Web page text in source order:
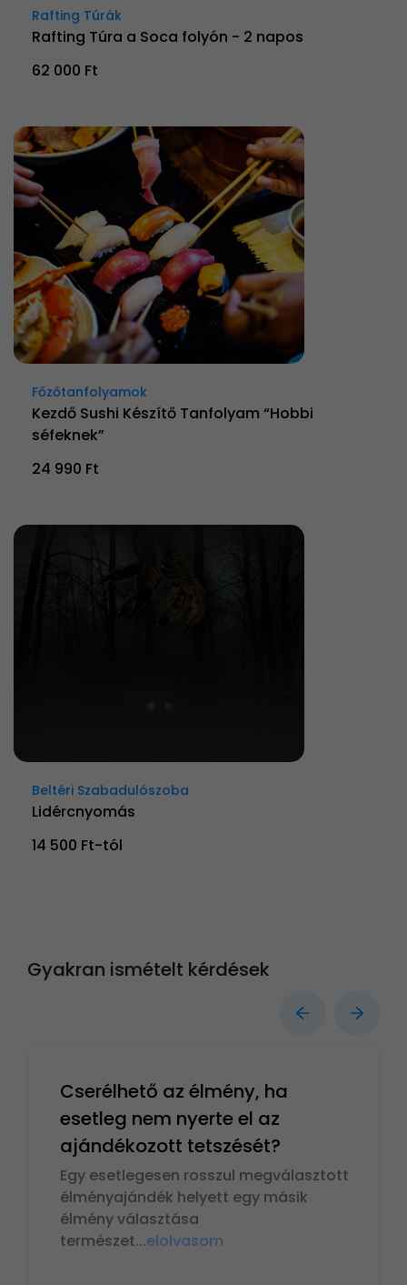
Rafting Túrák
Rafting Túra a Soca folyón - 2 napos
62 000 Ft
Főzőtanfolyamok
Kezdő Sushi Készítő Tanfolyam “Hobbi
séfeknek”
24 990 Ft
Beltéri Szabadulószoba
Lidércnyomás
14 500 Ft-tól
Gyakran ismételt kérdések
Cserélhető az élmény, ha
esetleg nem nyerte el az
ajándékozott tetszését?
Egy esetlegesen rosszul megválasztott
élményajándék helyett egy másik
élmény választása
természet...elolvasom